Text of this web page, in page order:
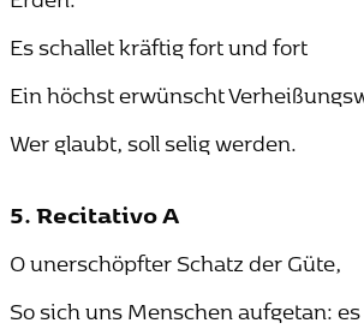
Es schallet kräftig fort und fort
Ein höchst erwünscht
Wer glaubt, soll selig werden.
5. Recitativo A
O unerschöpfter Schatz der Güte,
So sich uns Menschen aufgetan: